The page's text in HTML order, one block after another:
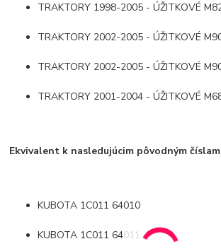
TRAKTORY 1998-2005 - ÚŽITKOVÉ
TRAKTORY 2002-2005 - ÚŽITKOVÉ
TRAKTORY 2002-2005 - ÚŽITKOVÉ
TRAKTORY 2001-2004 - ÚŽITKOVÉ
Ekvivalent k nasledujúcim pôvodným
KUBOTA 1C011 64010
KUBOTA 1C011 64011